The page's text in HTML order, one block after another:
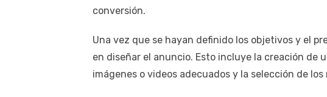
conversión.
Una vez que se hayan definido los objetivos y el
en diseñar el anuncio. Esto incluye la creación de
imágenes o videos adecuados y la selección de